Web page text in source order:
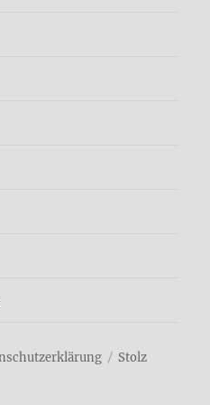
Stolz